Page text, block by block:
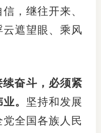
，继往开来、
遮望眼、乘风
奋斗，必须紧
。 坚持和发展
全国各族人民